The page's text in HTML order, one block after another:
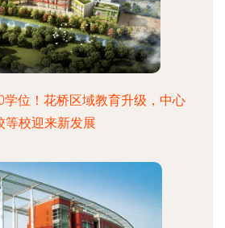
位！花桥区域教育升级，中心
等校迎来新发展